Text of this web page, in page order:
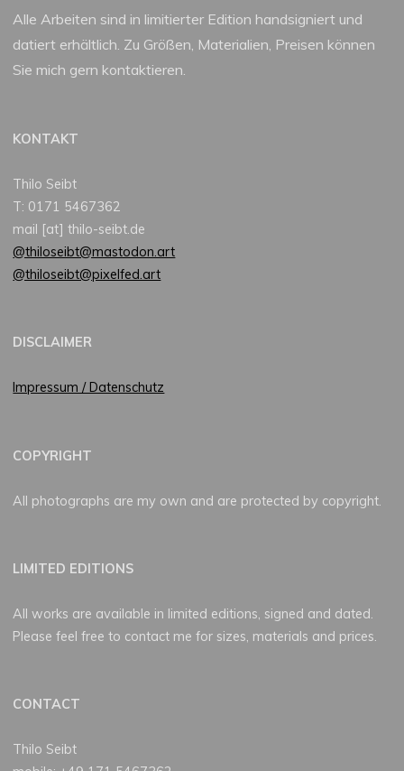
Alle Arbeiten sind in limitierter Edition handsigniert und
datiert erhältlich. Zu Größen, Materialien, Preisen können
Sie mich gern kontaktieren.
KONTAKT
Thilo Seibt
T: 0171 5467362
mail [at] thilo-seibt.de
@thiloseibt@mastodon.art
@thiloseibt@pixelfed.art
DISCLAIMER
Impressum / Datenschutz
COPYRIGHT
All photographs are my own and are protected by copyright.
LIMITED EDITIONS
All works are available in limited editions, signed and dated.
Please feel free to contact me for sizes, materials and prices.
CONTACT
Thilo Seibt